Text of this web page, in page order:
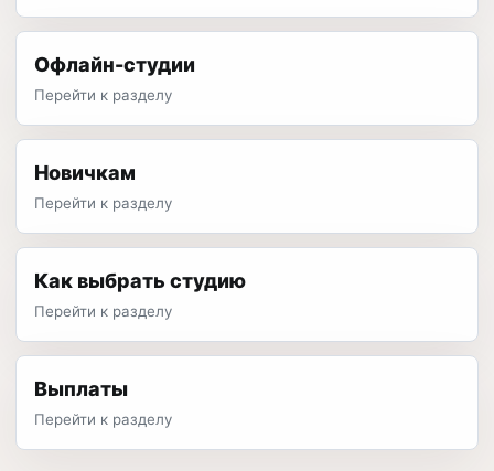
Офлайн-студии
Перейти к разделу
Новичкам
Перейти к разделу
Как выбрать студию
Перейти к разделу
Выплаты
Перейти к разделу